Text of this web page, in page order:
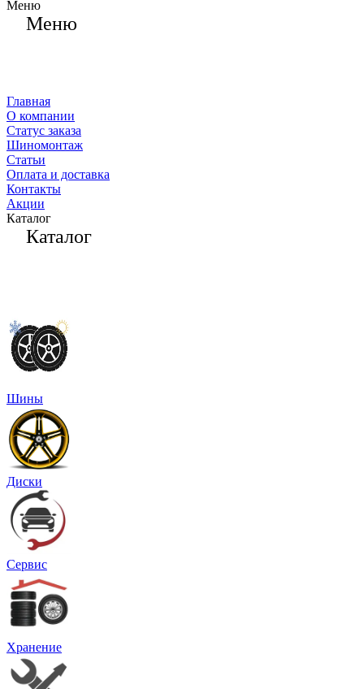
Меню
Меню
Главная
О компании
Статус заказа
Шиномонтаж
Статьи
Оплата и доставка
Контакты
Акции
Каталог
Каталог
Шины
Диски
Сервис
Хранение